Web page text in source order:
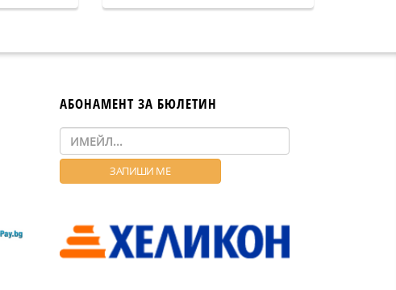
АБОНАМЕНТ ЗА БЮЛЕТИН